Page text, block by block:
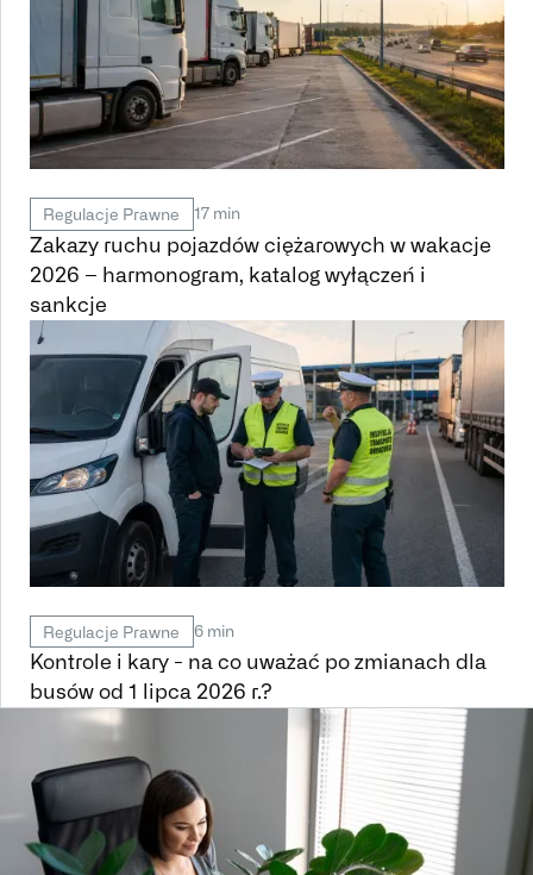
Regulacje Prawne 17 min
Zakazy ruchu pojazdów ciężarowych w wakacje
2026 – harmonogram, katalog wyłączeń i
sankcje
Regulacje Prawne 6 min
Kontrole i kary - na co uważać po zmianach dla
busów od 1 lipca 2026 r.?